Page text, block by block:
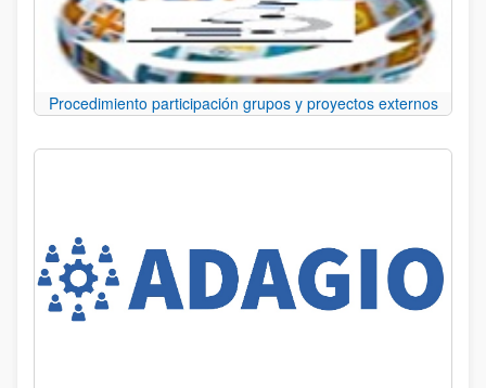
Procedimiento participación grupos y proyectos externos